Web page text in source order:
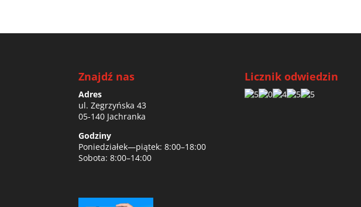
Znajdź nas
Adres
ul. Zegrzyńska 43
05-140 Jachranka
Godziny
Poniedziałek—piątek: 8:00–18:00
Sobota: 8:00–14:00
Licznik odwiedzin